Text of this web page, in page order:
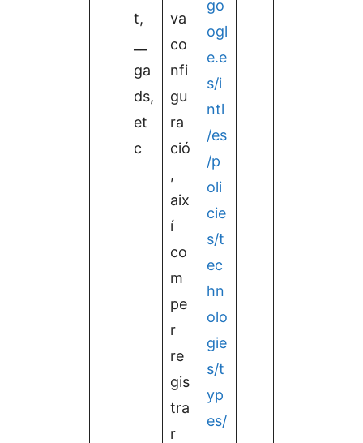
t,
ga
ds,
et
c
va
co
nfi
gu
ra
ció
,
aix
í
co
m
pe
r
re
gis
tra
r
go
ogl
e.e
s/i
ntl
/es
/p
oli
cie
s/t
ec
hn
olo
gie
s/t
yp
es/